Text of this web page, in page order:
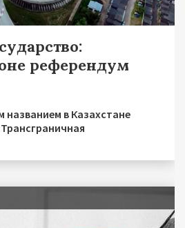
референдум
названием в Казахстане